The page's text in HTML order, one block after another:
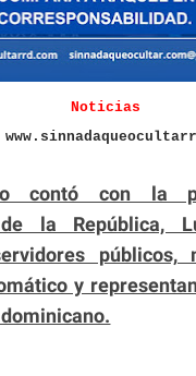
Noticias
contó con la
la República,
públicos,
y